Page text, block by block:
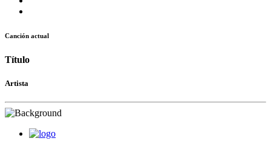
Canción actual
Título
Artista